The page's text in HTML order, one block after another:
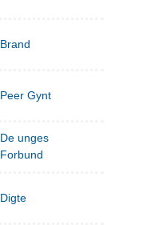
Brand
Peer Gynt
De unges
Forbund
Digte